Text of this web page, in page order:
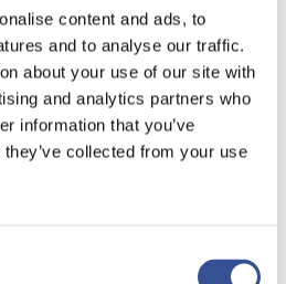
content and ads, to
and to analyse our traffic.
about your use of our site with
and analytics partners who
information that you’ve
collected from your use